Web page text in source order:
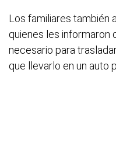
Los familiares también
quienes les informaron
necesario para
que llevarlo en un auto